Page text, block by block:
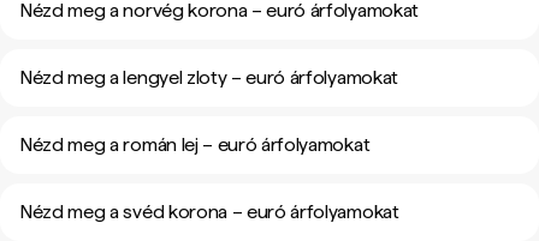
Nézd meg a norvég korona – euró árfolyamokat
Nézd meg a lengyel zloty – euró árfolyamokat
Nézd meg a román lej – euró árfolyamokat
Nézd meg a svéd korona – euró árfolyamokat